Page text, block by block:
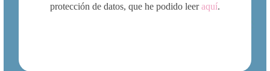
protección de datos, que he podido leeraquí.